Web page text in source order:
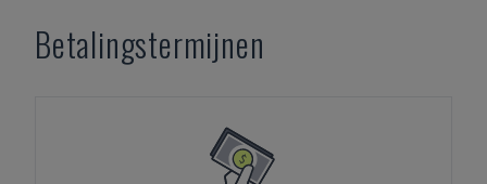
Betalingstermijnen